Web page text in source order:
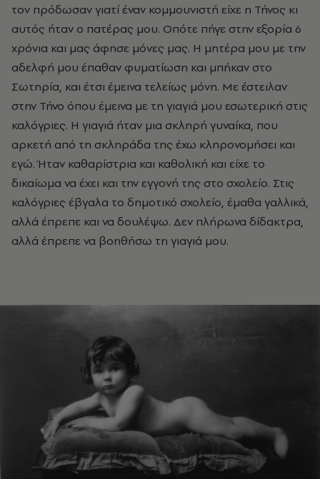
τον πρόδωσαν γιατί έναν κομμουνιστή είχε η Τήνος κι
αυτός ήταν ο πατέρας μου. Οπότε πήγε στην εξορία 6
χρόνια και μας άφησε μόνες μας. Η μητέρα μου με την
αδελφή μου έπαθαν φυματίωση και μπήκαν στο
Σωτηρία, και έτσι έμεινα τελείως μόνη. Με έστειλαν
στην Τήνο όπου έμεινα με τη γιαγιά μου εσωτερική στις
καλόγριες. Η γιαγιά ήταν μια σκληρή γυναίκα, που
αρκετή από τη σκληράδα της έχω κληρονομήσει και
εγώ. Ήταν καθαρίστρια και καθολική και είχε το
δικαίωμα να έχει και την εγγονή της στο σχολείο. Στις
καλόγριες έβγαλα το δημοτικό σχολείο, έμαθα γαλλικά,
αλλά έπρεπε και να δουλέψω. Δεν πλήρωνα δίδακτρα,
αλλά έπρεπε να βοηθήσω τη γιαγιά μου.